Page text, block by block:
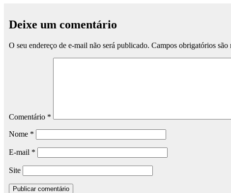
Deixe um comentário
O seu endereço de e-mail não será publicado. Campos obrigatórios são
Comentário *
Nome *
E-mail *
Site